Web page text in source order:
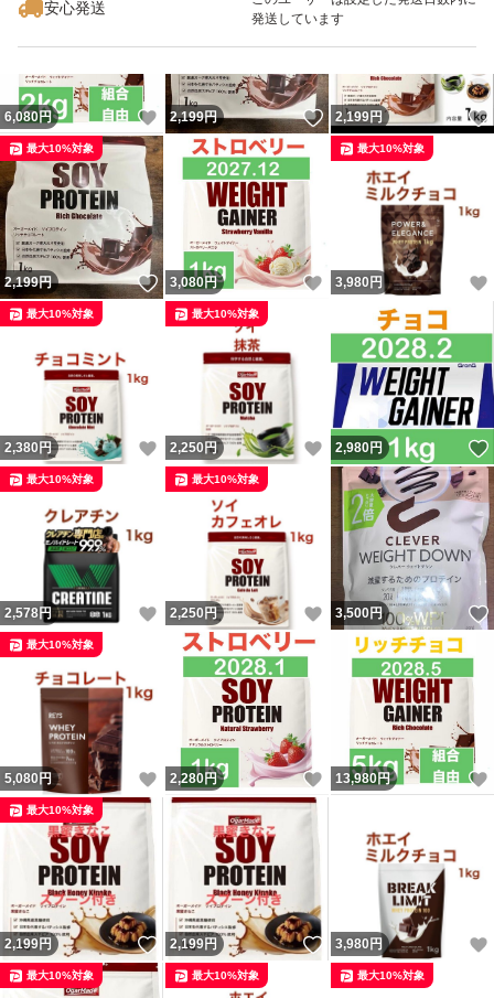
安心発送
発送しています
6,080円 いいね！
2,199円 いいね！
2,199円
2,199円 いいね！
最大10%対象
3,080円 いいね！
3,980 円
最大10%対象
2,380 円 いいね！
最大10%対象
2,250 円 いいね！
最大10%対象
2,980円
2,578円 いいね！
最大10%対象
2,250 円 いいね！
最大10%対象
3,500円
5,080 円 いいね！
最大10%対象
2,280円 いいね！
13,980円
2,199円 いいね！
最大10%対象
2,199円 いいね！
3,980 円
最大10%対象 最大10%対象 最大10%対象